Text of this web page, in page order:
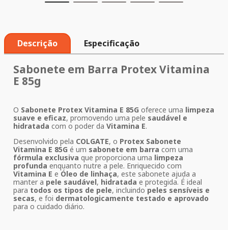
Descrição Especificação
Sabonete em Barra Protex Vitamina
E 85g
O Sabonete Protex Vitamina E 85G oferece uma limpeza
suave e eficaz, promovendo uma pele saudável e
hidratada com o poder da Vitamina E.
Desenvolvido pela COLGATE, o Protex Sabonete
Vitamina E 85G é um sabonete em barra com uma
fórmula exclusiva que proporciona uma limpeza
profunda enquanto nutre a pele. Enriquecido com
Vitamina E e Óleo de linhaça, este sabonete ajuda a
manter a pele saudável, hidratada e protegida. É ideal
para todos os tipos de pele, incluindo peles sensíveis e
secas, e foi dermatologicamente testado e aprovado
para o cuidado diário.